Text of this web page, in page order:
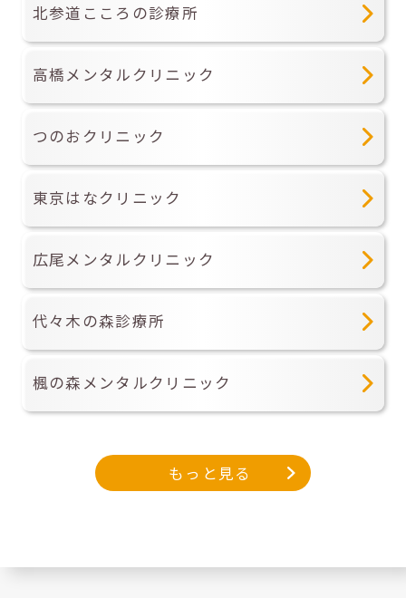
北参道こころの診療所
高橋メンタルクリニック
つのおクリニック
東京はなクリニック
広尾メンタルクリニック
代々木の森診療所
楓の森メンタルクリニック
もっと見る